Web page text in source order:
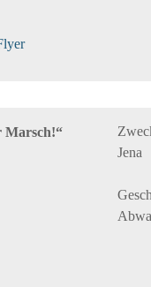
Marsch!“
Jena